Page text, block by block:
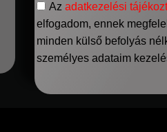
Az adatkezelési
elfogadom, ennek
minden külső befolyás
személyes adataim